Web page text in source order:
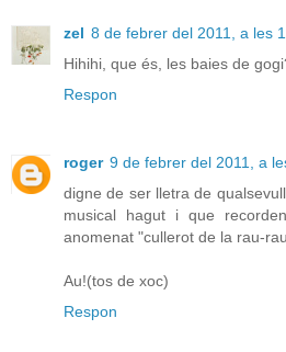
zel 8 de febrer del 2011, a les
Hihihi, que és, les baies de
Respon
roger 9 de febrer del 2011, a
digne de ser lletra de
musical hagut i que
anomenat "cullerot de la rau-
Au!(tos de xoc)
Respon